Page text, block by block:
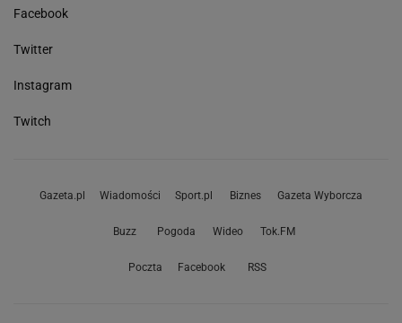
Facebook
Twitter
Instagram
Twitch
Gazeta.pl Wiadomości Sport.pl Biznes Gazeta Wyborcza
Buzz Pogoda Wideo Tok.FM
Poczta Facebook RSS